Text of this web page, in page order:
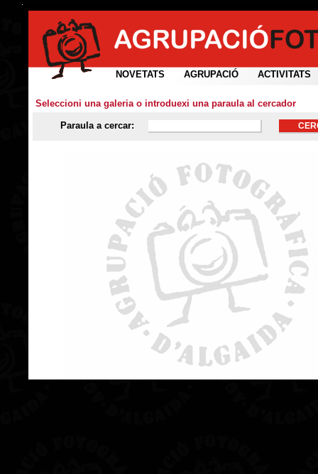
Seleccioni una galeria o introduexi una paraula al cercador
Paraula a cercar:
NOVETATS AGRUPACIÓ ACTIVITATS